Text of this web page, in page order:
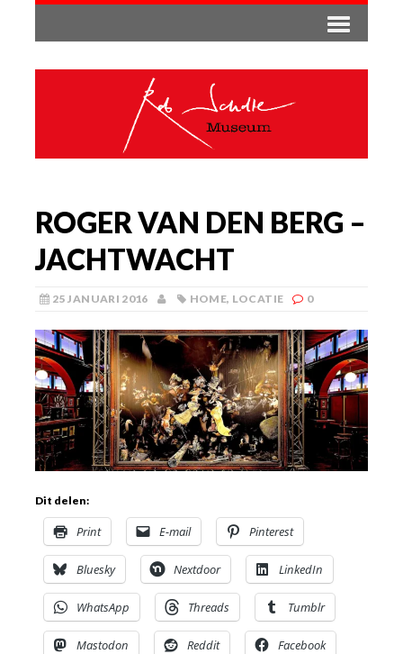
ROGER VAN DEN BERG –
JACHTWACHT
25 JANUARI 2016 HOME, LOCATIE 0
Dit delen:
Print E-mail Pinterest
Bluesky Nextdoor LinkedIn
WhatsApp Threads Tumblr
Mastodon Reddit Facebook